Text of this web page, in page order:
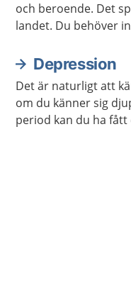
och beroende. Det
landet. Du behöver
Depression
Det är naturligt att
om du känner sig
period kan du ha fått